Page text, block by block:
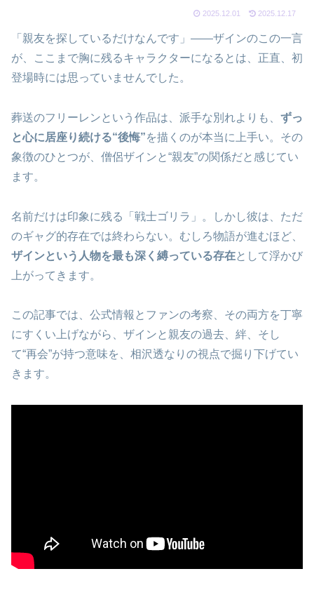
2025.12.01 2025.12.17
「親友を探しているだけなんです」——ザインのこの一言
が、ここまで胸に残るキャラクターになるとは、正直、初
登場時には思っていませんでした。
葬送のフリーレンという作品は、派手な別れよりも、 ずっ
と心に居座り続ける“後悔”を描くのが本当に上手い。その
象徴のひとつが、僧侶ザインと“親友”の関係だと感じてい
ます。
名前だけは印象に残る「戦士ゴリラ」。しかし彼は、ただ
のギャグ的存在では終わらない。むしろ物語が進むほど、
ザインという人物を最も深く縛っている存在として浮かび
上がってきます。
この記事では、公式情報とファンの考察、その両方を丁寧
にすくい上げながら、ザインと親友の過去、絆、そし
て“再会”が持つ意味を、相沢透なりの視点で掘り下げてい
きます。